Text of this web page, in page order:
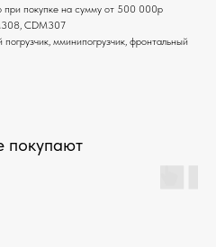
при покупке на сумму от 500 000р
CDM307
мминипогрузчик, фронтальный
покупают